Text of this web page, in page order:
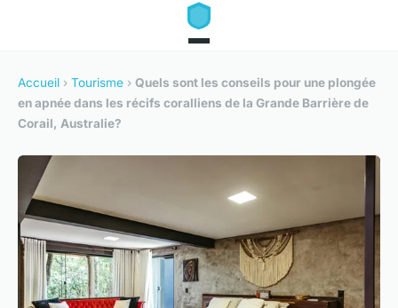
Accueil › Tourisme › Quels sont les conseils pour une plongée
en apnée dans les récifs coralliens de la Grande Barrière de
Corail, Australie?